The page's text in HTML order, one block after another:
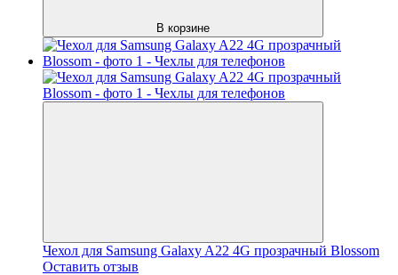
В корзине
Чехол для Samsung Galaxy A22 4G прозрачный Blossom
Оставить отзыв